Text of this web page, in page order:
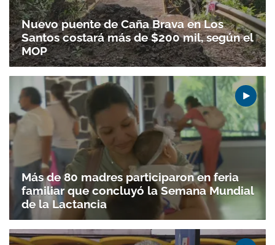
Gracias por suscribirte a nuestro boletín.
ACEPTAR
Nuevo puente de Caña Brava en Los
Santos costará más de $200 mil, según el
MOP
Más de 80 madres participaron en feria
familiar que concluyó la Semana Mundial
de la Lactancia